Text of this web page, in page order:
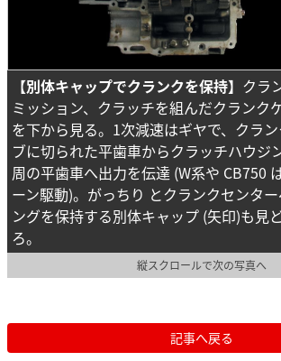
【別体キャップでクランクを保持】 クラ
ミッション、クラッチを組んだクランク
を下から見る。1次減速はギヤで、クラ
ブに切られた平歯車からクラッチハウジ
周の平歯車へ出力を伝達 (W系や CB750
ーン駆動)。がっちり とクランクセンター
ングを保持する別体キャップ (矢印)も見
ろ。
縦スクロールで次の写真へ
記事へ戻る